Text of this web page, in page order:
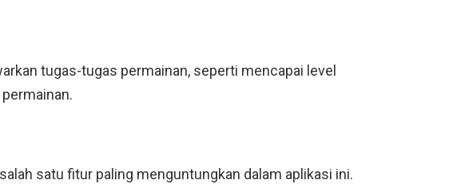
tugas-tugas permainan, seperti mencapai level
satu fitur paling menguntungkan dalam aplikasi ini.